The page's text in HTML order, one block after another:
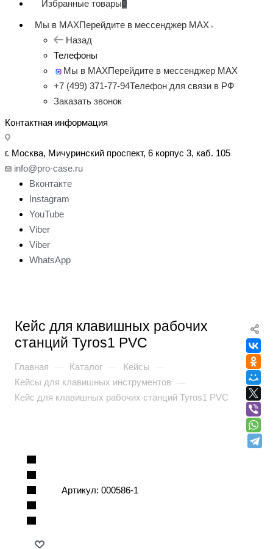
Избранные товары0
Мы в MAXПерейдите в мессенджер MAX
Назад
Телефоны
Мы в MAXПерейдите в мессенджер MAX
+7 (499) 371-77-94Телефон для связи в РФ
Заказать звонок
Контактная информация
г. Москва, Мичуринский проспект, 6 корпус 3, каб. 105
info@pro-case.ru
Вконтакте
Instagram
YouTube
Viber
Viber
WhatsApp
Кейс для клавишных рабочих
станций Tyros1 PVC
Главная — Каталог — Кейсы —
Кейсы для клавишных инструментов —
Кейс для клавишных рабочих станций Tyros1 PVC
Артикул: 000586-1